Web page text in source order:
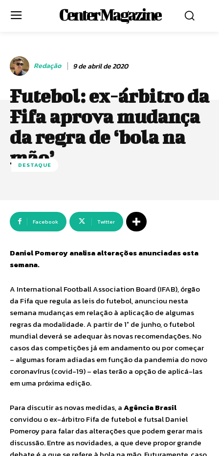
Center Magazine
Redação 9 de abril de 2020
Futebol: ex-árbitro da
Fifa aprova mudança
da regra de ‘bola na
mão’
DESTAQUE
Facebook Twitter
Daniel Pomeroy analisa alterações anunciadas esta
semana.
A International Football Association Board (IFAB), órgão
da Fifa que regula as leis do futebol, anunciou nesta
semana mudanças em relação à aplicação de algumas
regras da modalidade. A partir de 1° de junho, o futebol
mundial deverá se adequar às novas recomendações. No
casos das competições já em andamento ou por começar
– algumas foram adiadas em função da pandemia do novo
coronavírus (covid-19) – elas terão a opção de aplicá-las
em uma próxima edição.
Para discutir as novas medidas, aAgência Brasil
convidou o ex-árbitro Fifa de futebol e futsal Daniel
Pomeroy para falar das alterações que podem gerar mais
discussão. Entre as novidades, a que deve propor grande